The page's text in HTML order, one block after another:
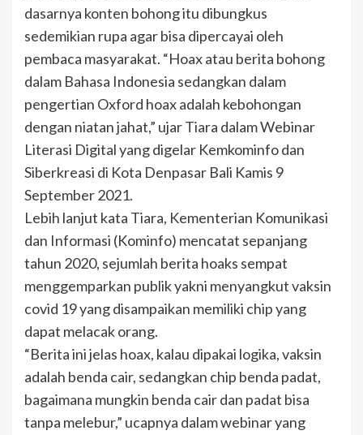
dasarnya konten bohong itu dibungkus
sedemikian rupa agar bisa dipercayai oleh
pembaca masyarakat. “Hoax atau berita bohong
dalam Bahasa Indonesia sedangkan dalam
pengertian Oxford hoax adalah kebohongan
dengan niatan jahat,” ujar Tiara dalam Webinar
Literasi Digital yang digelar Kemkominfo dan
Siberkreasi di Kota Denpasar Bali Kamis 9
September 2021.
Lebih lanjut kata Tiara, Kementerian Komunikasi
dan Informasi (Kominfo) mencatat sepanjang
tahun 2020, sejumlah berita hoaks sempat
menggemparkan publik yakni menyangkut vaksin
covid 19 yang disampaikan memiliki chip yang
dapat melacak orang.
“Berita ini jelas hoax, kalau dipakai logika, vaksin
adalah benda cair, sedangkan chip benda padat,
bagaimana mungkin benda cair dan padat bisa
tanpa melebur,” ucapnya dalam webinar yang